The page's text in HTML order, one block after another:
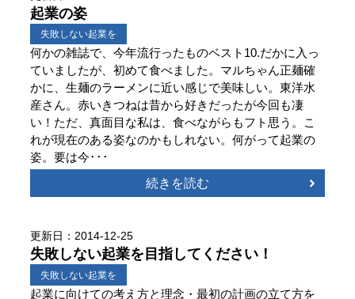
起業の姿
何かの雑誌で、今年流行ったものベスト10.だかに入っ
ていましたが、初めて食べました。マルちゃん正麺確
かに、生麺のラーメンに近い感じで美味しい。東洋水
産さん。赤いきつねは昔から好きだったが今回も凄
い！ただ、真面目な私は、食べながらもフト思う。こ
れが現在のある姿なのかもしれない。何がって起業の
姿。要は今･･･
失敗しない起業を
続きを読む
更新日：2014-12-25
失敗しない起業を目指してください！
起業に向けての考え方と理念・最初の計画の立て方を
失敗しない起業を